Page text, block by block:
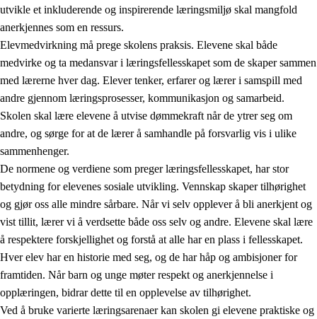
3. Prinsipper for skolens praksis
3.1 Et inkluderende læringsmiljø
3.2 Undervisning og tilpasset opplæring
3.3 Samarbeid mellom hjem og skole
3.4 Opplæring i lærebedrift og arbeidsliv
3.5 Profesjonsfellesskap og skoleutvikling
utvikle et inkluderende og inspirerende læringsmiljø skal mangfold
anerkjennes som en ressurs.
Elevmedvirkning må prege skolens praksis. Elevene skal både
medvirke og ta medansvar i læringsfellesskapet som de skaper sammen
med lærerne hver dag. Elever tenker, erfarer og lærer i samspill med
andre gjennom læringsprosesser, kommunikasjon og samarbeid.
Skolen skal lære elevene å utvise dømmekraft når de ytrer seg om
andre, og sørge for at de lærer å samhandle på forsvarlig vis i ulike
sammenhenger.
De normene og verdiene som preger læringsfellesskapet, har stor
betydning for elevenes sosiale utvikling. Vennskap skaper tilhørighet
og gjør oss alle mindre sårbare. Når vi selv opplever å bli anerkjent og
vist tillit, lærer vi å verdsette både oss selv og andre. Elevene skal lære
å respektere forskjellighet og forstå at alle har en plass i fellesskapet.
Hver elev har en historie med seg, og de har håp og ambisjoner for
framtiden. Når barn og unge møter respekt og anerkjennelse i
opplæringen, bidrar dette til en opplevelse av tilhørighet.
Ved å bruke varierte læringsarenaer kan skolen gi elevene praktiske og